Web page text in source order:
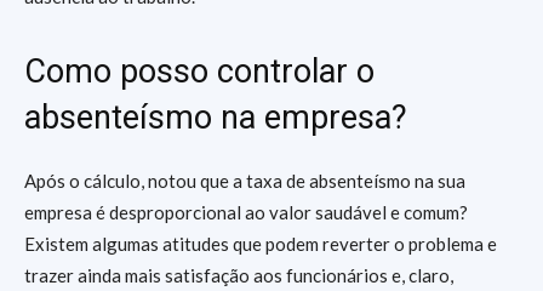
Como posso controlar o
absenteísmo na empresa?
Após o cálculo, notou que a taxa de absenteísmo na sua
empresa é desproporcional ao valor saudável e comum?
Existem algumas atitudes que podem reverter o problema e
trazer ainda mais satisfação aos funcionários e, claro,